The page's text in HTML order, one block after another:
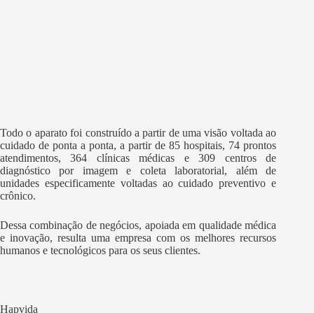
Todo o aparato foi construído a partir de uma visão voltada ao
cuidado de ponta a ponta, a partir de 85 hospitais, 74 prontos
atendimentos, 364 clínicas médicas e 309 centros de
diagnóstico por imagem e coleta laboratorial, além de
unidades especificamente voltadas ao cuidado preventivo e
crônico.
Dessa combinação de negócios, apoiada em qualidade médica
e inovação, resulta uma empresa com os melhores recursos
humanos e tecnológicos para os seus clientes.
Hapvida